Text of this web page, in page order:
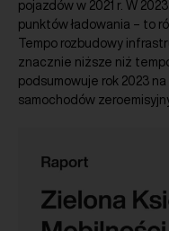
pojazdów w 2021 r. W
punktów ładowania – to
Tempo rozbudowy
znacznie niższe niż
podsumowuje rok 2023
samochodów